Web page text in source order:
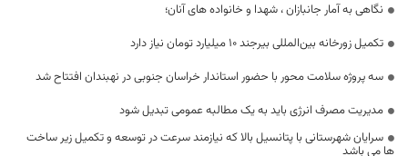
نگاهی به آمار جانبازان ، شهدا و خانواده های آنان؛
تکمیل زورخانه بین‌المللی بیرجند ۱۰ میلیارد تومان نیاز دارد
سه پروژه سلامت محور با حضور استاندار خراسان جنوبی در نهبندان افتتاح شد
مدیریت مصرف انرژی باید به یک مطالبه عمومی تبدیل شود
سرایان شهرستانی با پتانسیل بالا که نیازمند سرعت در توسعه و تکمیل زیر ساخت
ها می باشد